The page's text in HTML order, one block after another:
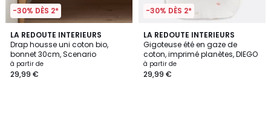
-30% DÈS 2*
LA REDOUTE INTERIEURS
Drap housse uni coton bio,
bonnet 30cm, Scenario
à partir de
29,99 €
4,2
/ 5
9
Couleurs
-30% DÈS 2*
LA REDOUTE INTERIEURS
Gigoteuse été en gaze de
coton, imprimé planètes, DIEGO
à partir de
29,99 €